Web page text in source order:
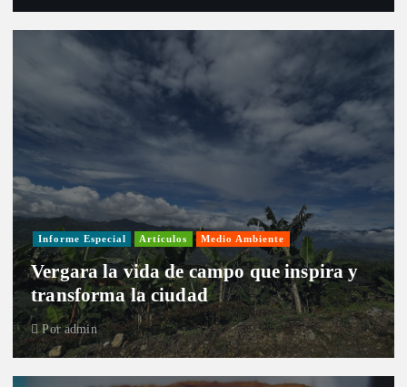
Informe Especial Artículos Medio Ambiente
Vergara la vida de campo que inspira y
transforma la ciudad
Poradmin